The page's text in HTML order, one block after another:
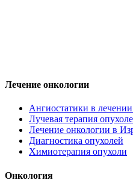
Лечение онкологии
Ангиостатики в лечении
Лучевая терапия
Лечение онкологии в
Диагностика опухолей
Химиотерапия опухоли
Онкология